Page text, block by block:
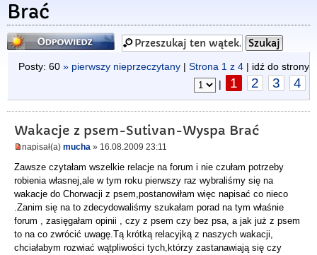
Brać
Odpowiedz
Posty: 60 » pierwszy nieprzeczytany | Strona 1 z 4 | idź do strony
|
1 2 3 4
Wakacje z psem-Sutivan-Wyspa Brać
napisał(a) mucha » 16.08.2009 23:11
Zawsze czytałam wszelkie relacje na forum i nie czułam potrzeby
robienia własnej,ale w tym roku pierwszy raz wybraliśmy się na
wakacje do Chorwacji z psem,postanowiłam więc napisać co nieco
.Zanim się na to zdecydowaliśmy szukałam porad na tym właśnie
forum , zasięgałam opinii , czy z psem czy bez psa, a jak już z psem
to na co zwrócić uwagę.Tą krótką relacyjką z naszych wakacji,
chciałabym rozwiać wątpliwości tych,którzy zastanawiają się czy